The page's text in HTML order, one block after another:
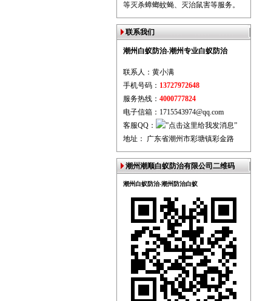
等灭杀蟑螂蚊蝇、灭治鼠害等服务。
联系我们
潮州白蚁防治-潮州专业白蚁防治
联系人：黄小满
手机号码： 13727972648
服务热线： 4000777824
电子信箱：1715543974@qq.com
客服QQ：
地址： 广东省潮州市彩塘镇彩金路
潮州潮顺白蚁防治有限公司二维码
潮州白蚁防治-潮州防治白蚁